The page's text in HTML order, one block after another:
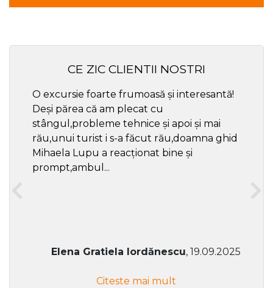
CE ZIC CLIENTII NOSTRI
O excursie foarte frumoasă și interesantă!
Deși părea că am plecat cu
stângul,probleme tehnice și apoi și mai
rău,unui turist i s-a făcut rău,doamna ghid
Mihaela Lupu a reacționat bine și
prompt,ambul...
Elena Gratiela Iordănescu, 19.09.2025
Citeste mai mult